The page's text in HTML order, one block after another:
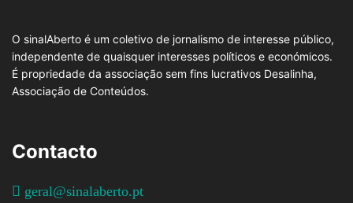
O sinalAberto é um coletivo de jornalismo de interesse público,
independente de quaisquer interesses políticos e económicos.
É propriedade da associação sem fins lucrativos Desalinha,
Associação de Conteúdos.
Contacto
geral@sinalaberto.pt